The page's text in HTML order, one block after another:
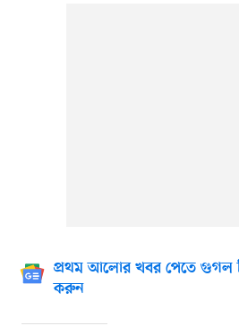
প্রথম আলোর খবর পেতে গুগল
করুন